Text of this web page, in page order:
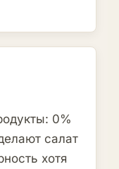
0%
салат
хотя